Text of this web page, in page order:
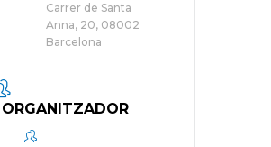
Carrer de Santa
Anna, 20, 08002
Barcelona
ORGANITZADOR